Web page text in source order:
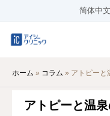
简体中文
ホーム » コラム » アトピーと温
アトピーと温
料金表